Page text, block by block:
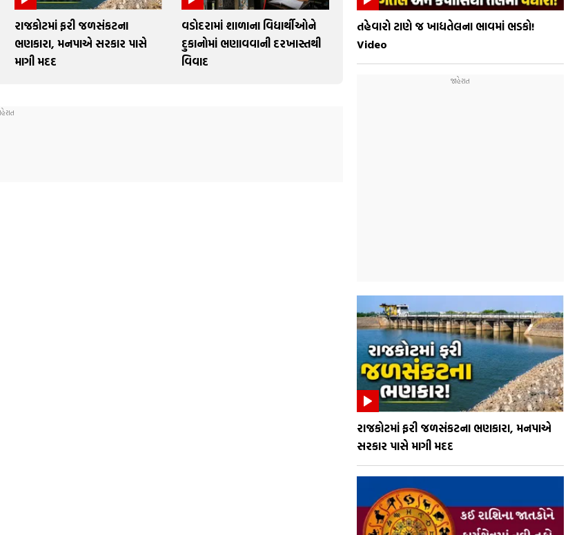
રાજકોટમાં ફરી જળસંકટના
ભણકારા, મનપાએ સરકાર પાસે
માગી મદદ
વડોદરામાં શાળાના વિદ્યાર્થીઓને
દુકાનોમાં ભણાવવાની દરખાસ્તથી
વિવાદ
તહેવારો ટાણે જ ખાદ્યતેલના ભાવમાં ભડકો!
Video
રાજકોટમાં ફરી જળસંકટના ભણકારા, મનપાએ
સરકાર પાસે માગી મદદ